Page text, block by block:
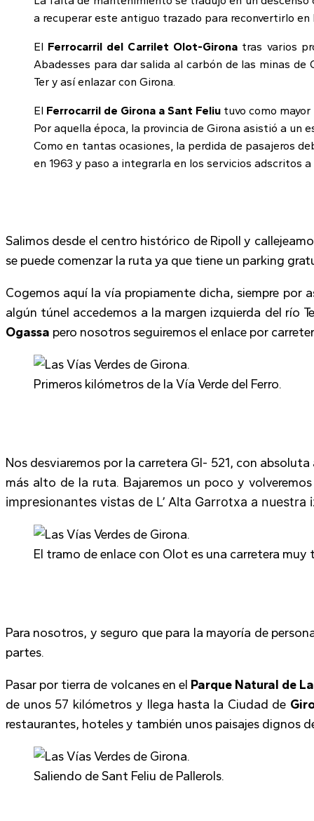
a recuperar este antiguo trazado para reconvertirlo en
El Ferrocarril del Carrilet Olot-Girona tras varios
Abadesses para dar salida al carbón de las minas
Ter y así enlazar con Girona.
El Ferrocarril de Girona a Sant Feliu tuvo como
Por aquella época, la provincia de Girona asistió a un
Como en tantas ocasiones, la perdida de pasajeros
en 1963 y paso a integrarla en los servicios adscritos
Salimos desde el centro histórico de Ripoll y
se puede comenzar la ruta ya que tiene un parking
Cogemos aquí la vía propiamente dicha, siempre
algún túnel accedemos a la margen izquierda del río
Ogassa pero nosotros seguiremos el enlace por
Primeros kilómetros de la Vía Verde del Ferro.
Nos desviaremos por la carretera GI- 521, con
más alto de la ruta. Bajaremos un poco y
impresionantes vistas de L’ Alta Garrotxa a
El tramo de enlace con Olot es una carretera muy
Para nosotros, y seguro que para la mayoría de
partes.
Pasar por tierra de volcanes en el Parque Natural de
de unos 57 kilómetros y llega hasta la Ciudad de
restaurantes, hoteles y también unos paisajes dignos
Saliendo de Sant Feliu de Pallerols.